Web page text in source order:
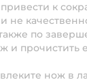
к
не
по
и прочистить
нож в